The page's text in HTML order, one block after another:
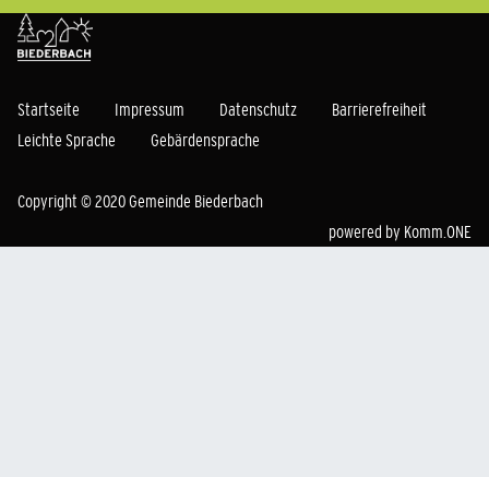
Startseite Impressum Datenschutz
Barrierefreiheit
Leichte Sprache
Gebärdensprache
Copyright © 2020 Gemeinde Biederbach
powered by Komm.ONE